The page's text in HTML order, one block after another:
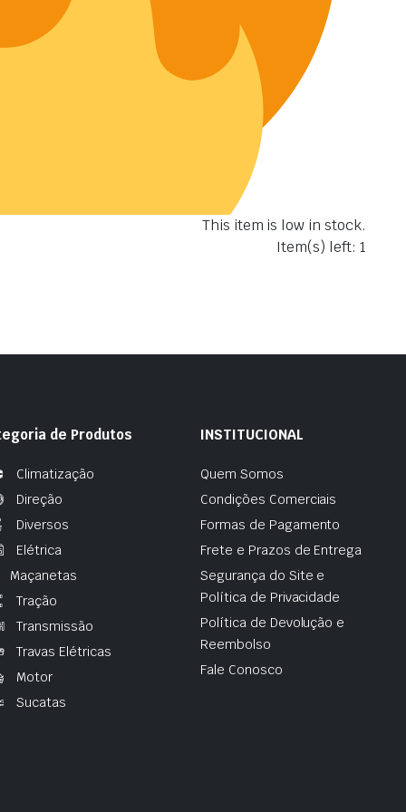
This item is low in stock.
Item(s) left: 1
de Produtos
Climatização
Direção
Diversos
Elétrica
Maçanetas
Tração
Transmissão
Travas Elétricas
Motor
Sucatas
INSTITUCIONAL
Quem Somos
Condições Comerciais
Formas de Pagamento
Frete e Prazos de Entrega
Segurança do Site e
Política de Privacidade
Política de Devolução e
Reembolso
Fale Conosco